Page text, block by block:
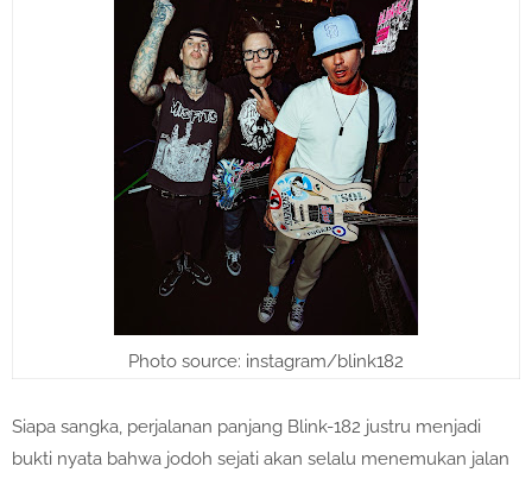
Photo source: instagram/blink182
Siapa sangka, perjalanan panjang Blink-182 justru menjadi
bukti nyata bahwa jodoh sejati akan selalu menemukan jalan